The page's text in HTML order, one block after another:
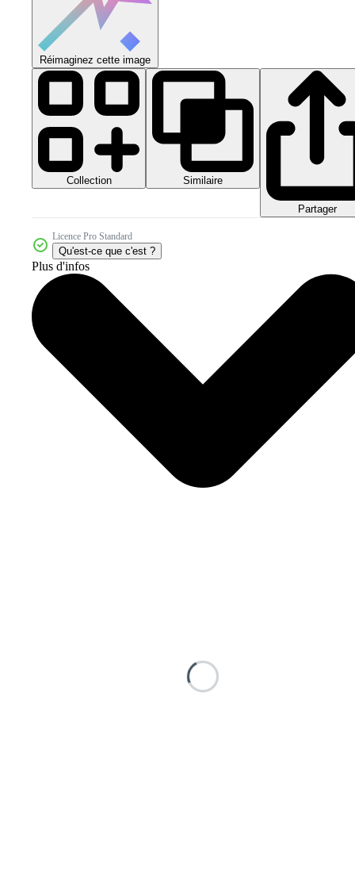
Réimaginez cette image
Collection Similaire
Partager
Licence Pro Standard
Qu'est-ce que c'est ?
Plus d'infos